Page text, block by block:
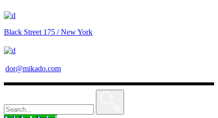
Black Street 175 / New York
dor@mikado.com